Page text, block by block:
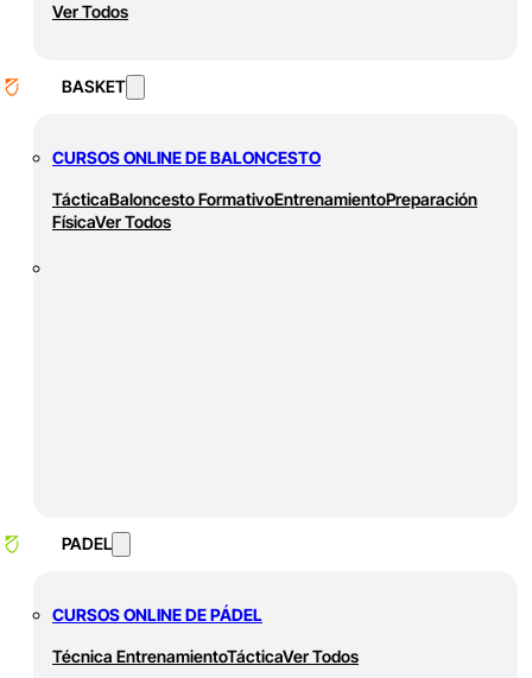
Ver Todos
BASKET
CURSOS ONLINE DE BALONCESTO
TácticaBaloncesto FormativoEntrenamientoPreparación
FísicaVer Todos
PADEL
CURSOS ONLINE DE PÁDEL
Técnica EntrenamientoTácticaVer Todos